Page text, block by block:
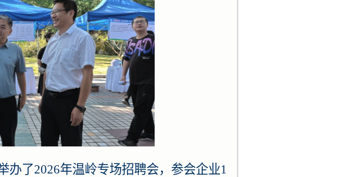
办了2026年温岭专场招聘会，参会企业1